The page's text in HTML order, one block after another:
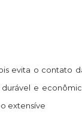
evita o contato
e
extensíve